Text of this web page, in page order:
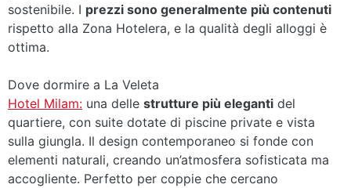
sostenibile. I prezzi sono generalmente più contenuti
rispetto alla Zona Hotelera, e la qualità degli alloggi è
ottima.
Dove dormire a La Veleta
Hotel Milam: una delle strutture più eleganti del
quartiere, con suite dotate di piscine private e vista
sulla giungla. Il design contemporaneo si fonde con
elementi naturali, creando un’atmosfera sofisticata ma
accogliente. Perfetto per coppie che cercano